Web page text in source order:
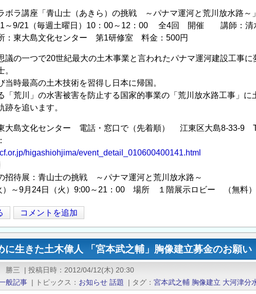
ボラ講座「青山士（あきら）の挑戦 ～パナマ運河と荒川放水路～」
～9/21（毎週土曜日）10：00～12：00 全4回 開催 講師：清水
：東大島文化センター 第1研修室 料金：500円
議の一つで20世紀最大の土木事業と言われたパナマ運河建設工事
当時最高の土木技術を習得し日本に帰国。
「荒川」の水害被害を防止する国家的事業の「荒川放水路工事」
跡を追います。
大島文化センター 電話・窓口で（先着順） 江東区大島8-33-9
higashiohjima/event_detail_010600400141.html
招待展：青山士の挑戦 ～パナマ運河と荒川放水路～
）～9月24日（火）9:00～21：00 場所 １階展示ロビー （無料）
コメントを追加
に生きた土木偉人 「宮本武之輔」胸像建立募金のお願い
勝三 | 投稿日時
2012/04/12(木) 20:30
般記事 | トピックス お知らせ 話題 | タグ 宮本武之輔 胸像建立 大河津分